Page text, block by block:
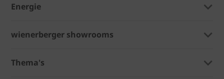
Energie
wienerberger showrooms
Thema's